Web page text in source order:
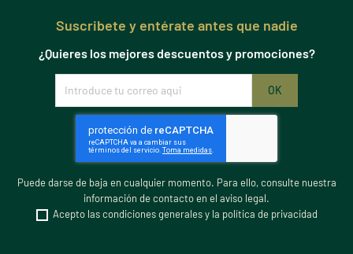
Suscribete y entérate antes que nadie
¿Quieres los mejores descuentos y promociones?
Puede darse de baja en cualquier momento. Para ello, consulte nuestra
información de contacto en el aviso legal.
Acepto las condiciones generales y la política de privacidad